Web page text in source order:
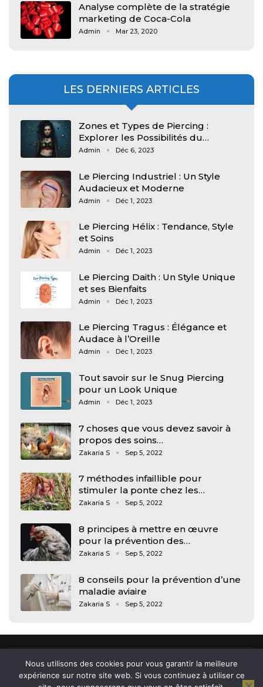
Analyse complète de la stratégie
marketing de Coca-Cola
Admin Mar 23, 2020
LES DERNIERS ARTICLES
Zones et Types de Piercing :
Explorer les Possibilités du…
Admin Déc 6, 2023
Le Piercing Industriel : Un Style
Audacieux et Moderne
Admin Déc 1, 2023
Le Piercing Hélix : Tendance, Style
et Soins
Admin Déc 1, 2023
Le Piercing Daith : Un Style Unique
et ses Bienfaits
Admin Déc 1, 2023
Le Piercing Tragus : Élégance et
Audace à l’Oreille
Admin Déc 1, 2023
Tout savoir sur le Snug Piercing
pour un Look Unique
Admin Déc 1, 2023
7 choses que vous devez savoir à
propos des soins…
Zakaria S Sep 5, 2022
7 méthodes infaillible pour
stimuler la ponte chez les…
Zakaria S Sep 5, 2022
8 principes à mettre en œuvre
pour la prévention des…
Zakaria S Sep 5, 2022
8 conseils pour la prévention d’une
maladie aviaire
Zakaria S Sep 5, 2022
Nous utilisons des cookies pour vous garantir la meilleure
expérience sur notre site web. Si vous continuez à utiliser ce